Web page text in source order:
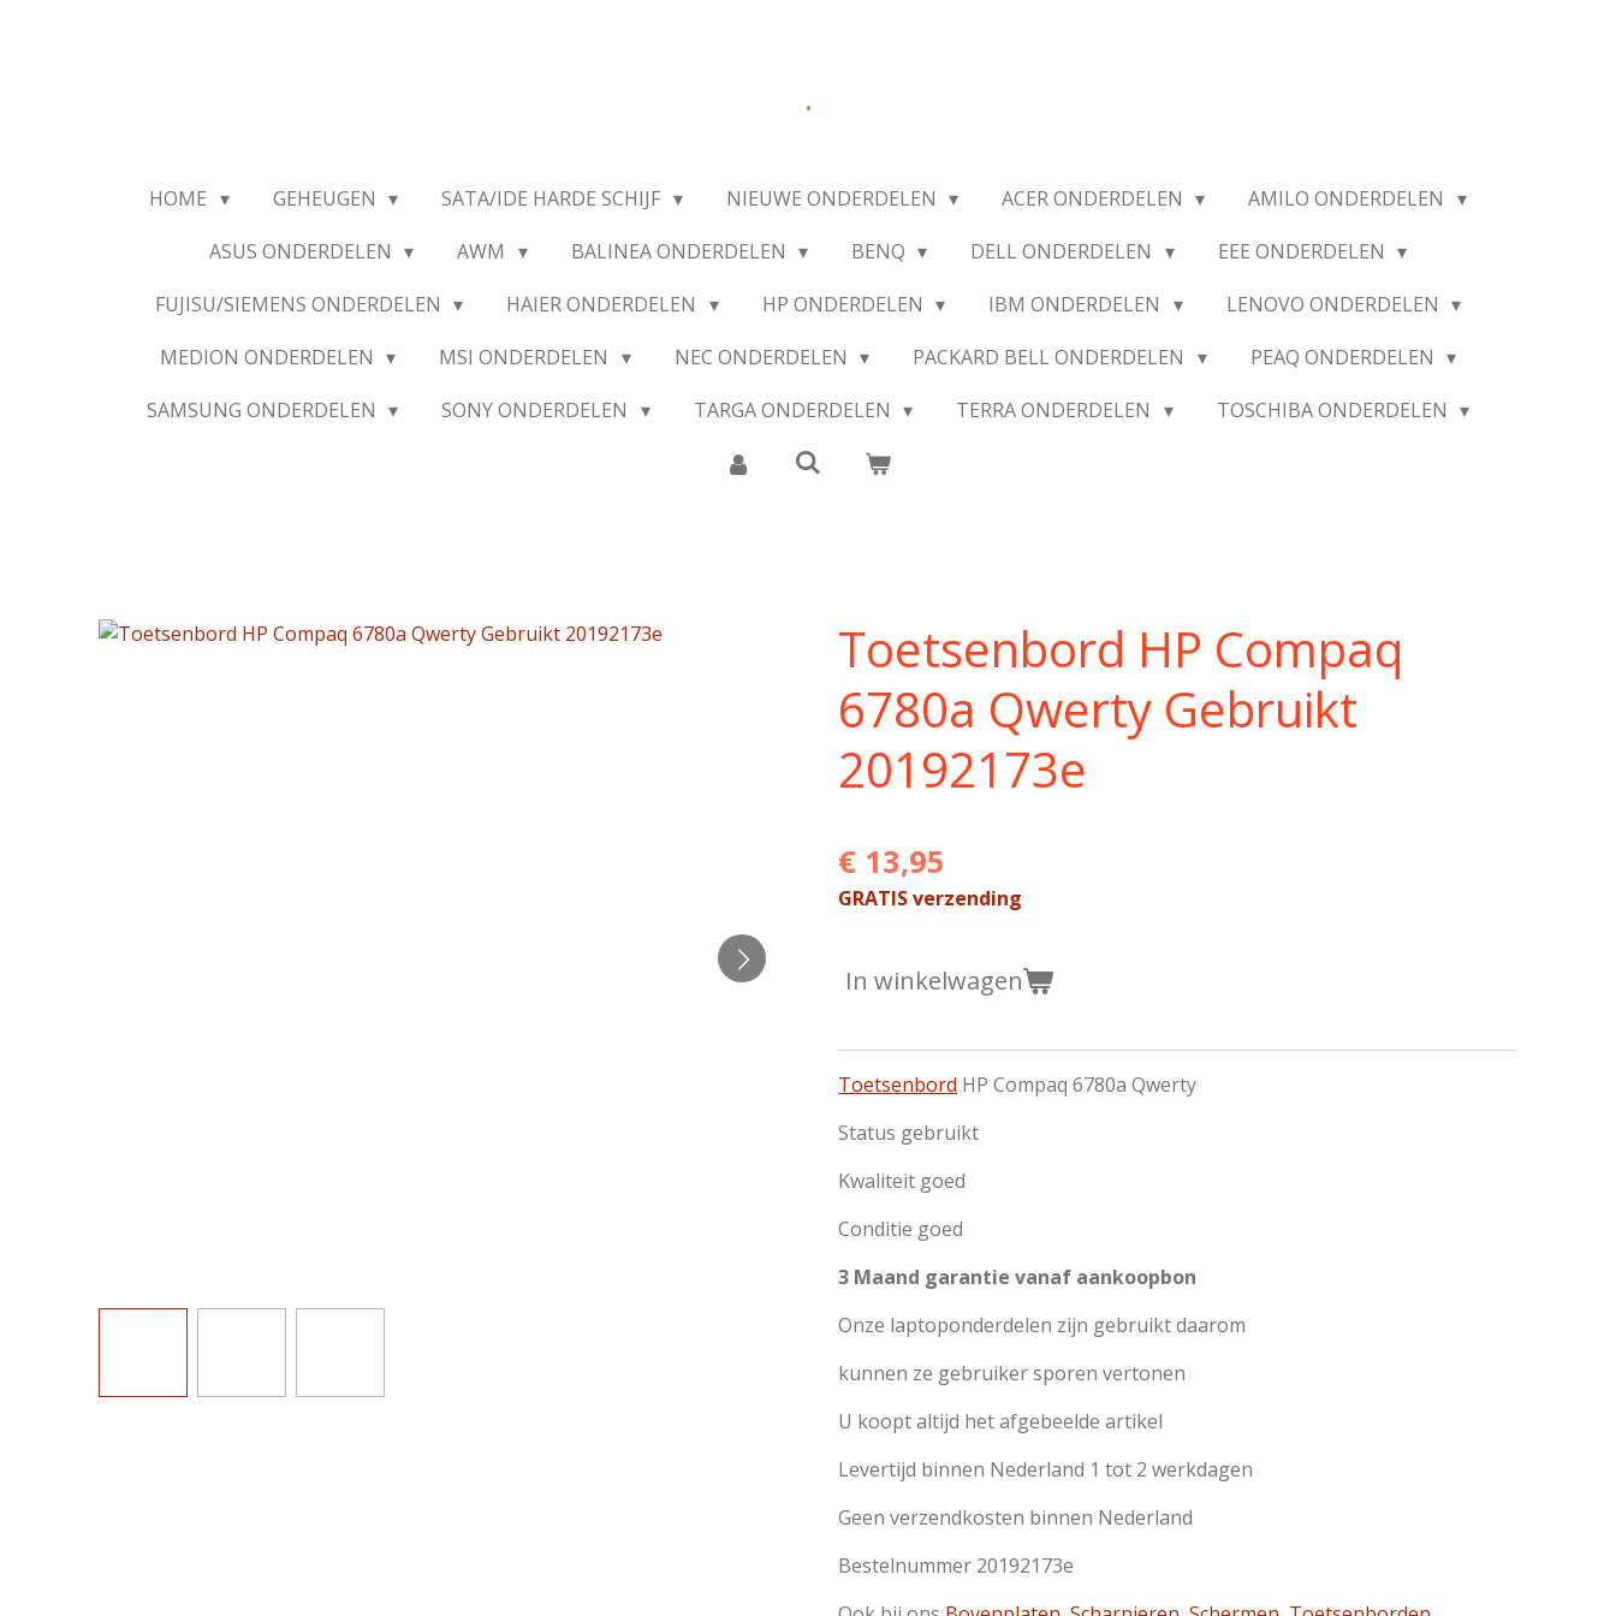
.
HOME GEHEUGEN SATA/IDE HARDE SCHIJF NIEUWE ONDERDELEN ACER ONDERDELEN
AMILO ONDERDELEN
ASUS ONDERDELEN
AWM BALINEA ONDERDELEN BENQ DELL ONDERDELEN
EEE ONDERDELEN
FUJISU/SIEMENS ONDERDELEN
HAIER ONDERDELEN HP ONDERDELEN IBM ONDERDELEN
LENOVO ONDERDELEN
MEDION ONDERDELEN
MSI ONDERDELEN NEC ONDERDELEN PACKARD BELL ONDERDELEN
PEAQ ONDERDELEN
SAMSUNG ONDERDELEN
SONY ONDERDELEN TARGA ONDERDELEN TERRA ONDERDELEN TOSCHIBA ONDERDELEN
Toetsenbord HP Compaq
6780a Qwerty Gebruikt
20192173e
€ 13,95
GRATIS verzending
In winkelwagen
Toetsenbord HP Compaq 6780a Qwerty
Status gebruikt
Kwaliteit goed
Conditie goed
3 Maand garantie vanaf aankoopbon
Onze laptoponderdelen zijn gebruikt daarom
kunnen ze gebruiker sporen vertonen
U koopt altijd het afgebeelde artikel
Levertijd binnen Nederland 1 tot 2 werkdagen
Geen verzendkosten binnen Nederland
Bestelnummer 20192173e